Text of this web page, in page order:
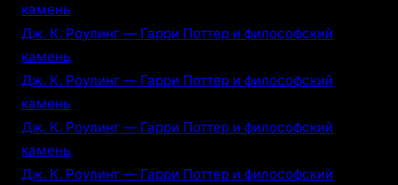
камень
Дж. К. Роулинг — Гарри Поттер и философский
камень
Дж. К. Роулинг — Гарри Поттер и философский
камень
Дж. К. Роулинг — Гарри Поттер и философский
камень
Дж. К. Роулинг — Гарри Поттер и философский